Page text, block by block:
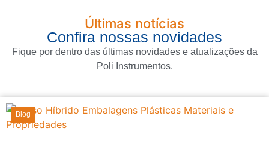
Últimas notícias
Confira nossas novidades
Fique por dentro das últimas novidades e atualizações da
Poli Instrumentos.
Blog